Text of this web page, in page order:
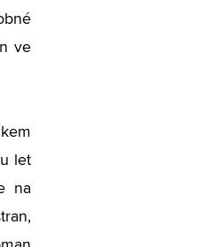
ve
let
na